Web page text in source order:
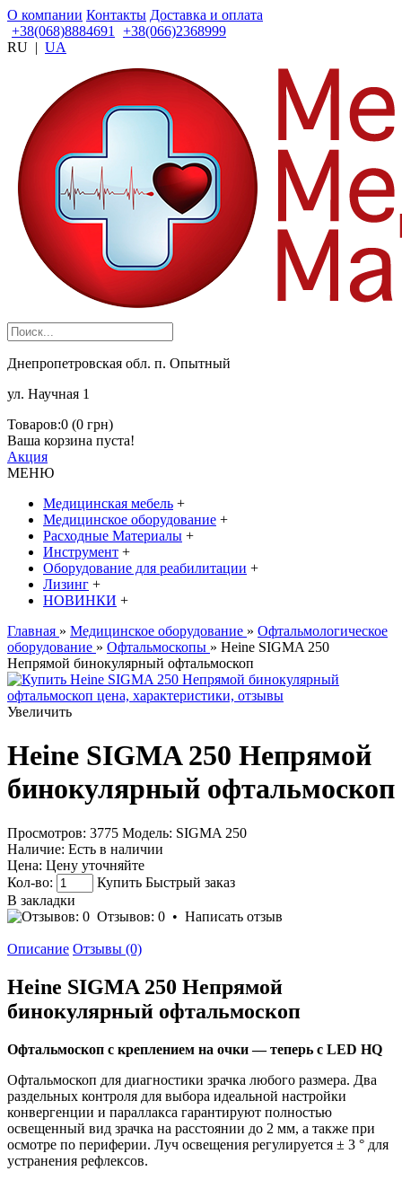
О компании Контакты Доставка и оплата
+38(068)8884691
+38(066)2368999
RU | UA
Днепропетровская обл. п. Опытный
ул. Научная 1
Товаров:0 (0 грн)
Ваша корзина пуста!
Акция
МЕНЮ
Медицинская мебель +
Медицинское оборудование +
Расходные Материалы +
Инструмент +
Оборудование для реабилитации +
Лизинг +
НОВИНКИ +
Главная » Медицинское оборудование » Офтальмологическое
оборудование » Офтальмоскопы » Heine SIGMA 250
Непрямой бинокулярный офтальмоскоп
Увеличить
Heine SIGMA 250 Непрямой
бинокулярный офтальмоскоп
Просмотров: 3775 Модель: SIGMA 250
Наличие: Есть в наличии
Цена: Цену уточняйте
Кол-во:
Купить Быстрый заказ
В закладки
Отзывов: 0 • Написать отзыв
Описание Отзывы (0)
Heine SIGMA 250 Непрямой
бинокулярный офтальмоскоп
Офтальмоскоп с креплением на очки — теперь с LED HQ
Офтальмоскоп для диагностики зрачка любого размера. Два
раздельных контроля для выбора идеальной настройки
конвергенции и параллакса гарантируют полностью
освещенный вид зрачка на расстоянии до 2 мм, а также при
осмотре по периферии. Луч освещения регулируется ± 3 ° для
устранения рефлексов.